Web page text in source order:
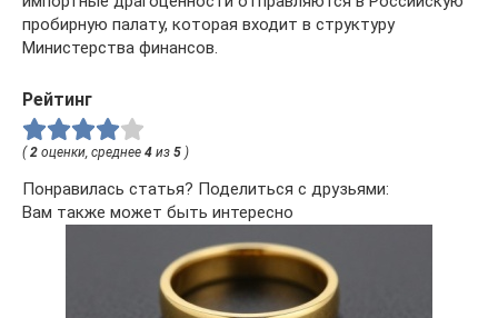
пробирную палату, которая входит в структуру
Министерства финансов.
Рейтинг
( 2 оценки, среднее 4 из 5 )
Понравилась статья? Поделиться с друзьями:
Вам также может быть интересно